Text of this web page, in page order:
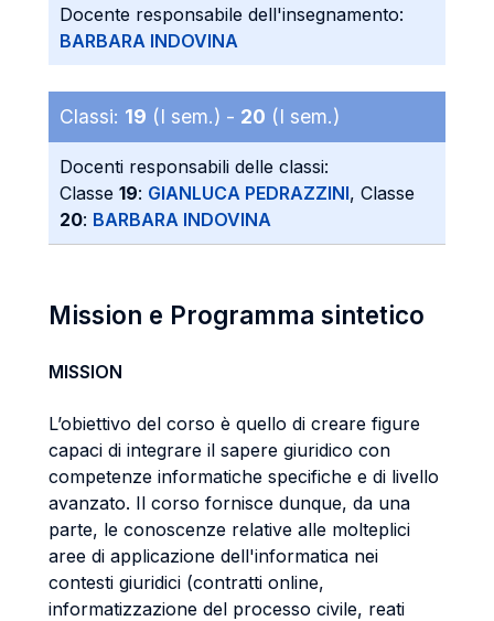
Docente responsabile dell'insegnamento:
BARBARA INDOVINA
Classi: 19 (I sem.) - 20 (I sem.)
Docenti responsabili delle classi:
Classe 19: GIANLUCA PEDRAZZINI, Classe
20: BARBARA INDOVINA
Mission e Programma sintetico
MISSION
L’obiettivo del corso è quello di creare figure
capaci di integrare il sapere giuridico con
competenze informatiche specifiche e di livello
avanzato. Il corso fornisce dunque, da una
parte, le conoscenze relative alle molteplici
aree di applicazione dell'informatica nei
contesti giuridici (contratti online,
informatizzazione del processo civile, reati